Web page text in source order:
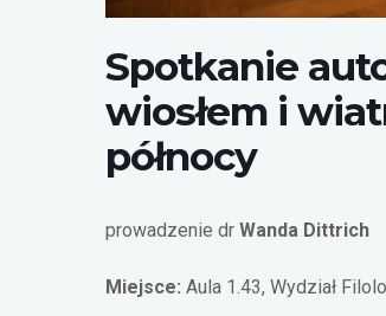
Spotkanie
wiosłem i
północy
prowadzenie dr Wanda Dittrich
Miejsce: Aula 1.43, Wydział